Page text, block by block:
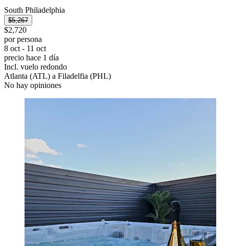
South Philadelphia
$5,267
$2,720
por persona
8 oct - 11 oct
precio hace 1 día
Incl. vuelo redondo
Atlanta (ATL) a Filadelfia (PHL)
No hay opiniones